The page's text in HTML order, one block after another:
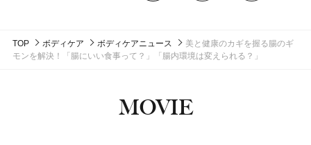
TOP ボディケア ボディケアニュース
美と健康のカギを握る腸のギ
モンを解決！「腸にいい食事って？」「腸内環境は変えられる？」
MOVIE